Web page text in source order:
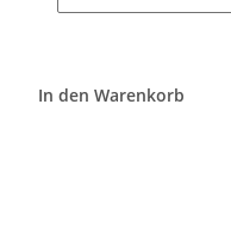
In den Warenkorb